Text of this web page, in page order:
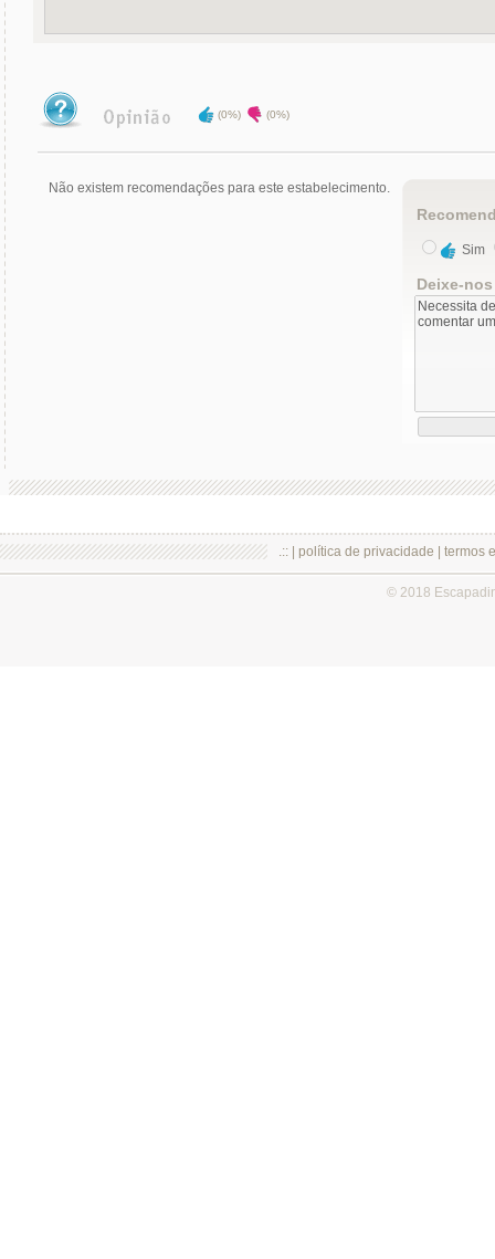
(0%) (0%)
Não existem recomendações para este estabelecimento.
Sim
Deixe-
.:: | política de privacidade termos
© 2018